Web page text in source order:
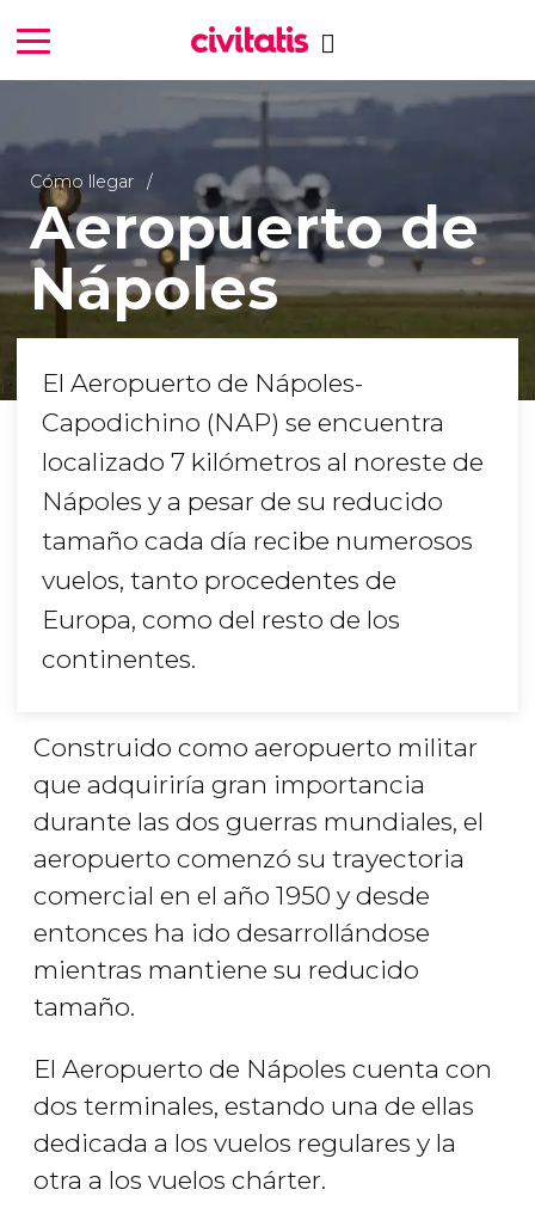
Cómo llegar
Aeropuerto de
Nápoles
El Aeropuerto de Nápoles-
Capodichino (NAP) se encuentra
localizado 7 kilómetros al noreste de
Nápoles y a pesar de su reducido
tamaño cada día recibe numerosos
vuelos, tanto procedentes de
Europa, como del resto de los
continentes.
Construido como aeropuerto militar
que adquiriría gran importancia
durante las dos guerras mundiales, el
aeropuerto comenzó su trayectoria
comercial en el año 1950 y desde
entonces ha ido desarrollándose
mientras mantiene su reducido
tamaño.
El Aeropuerto de Nápoles cuenta con
dos terminales, estando una de ellas
dedicada a los vuelos regulares y la
otra a los vuelos chárter.